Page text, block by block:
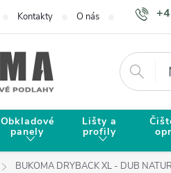
Kontakty O nás Doprava a
Hledat
Obkladové
panely
Lišty a
profily
BUKOMA DRYBACK XL - DUB